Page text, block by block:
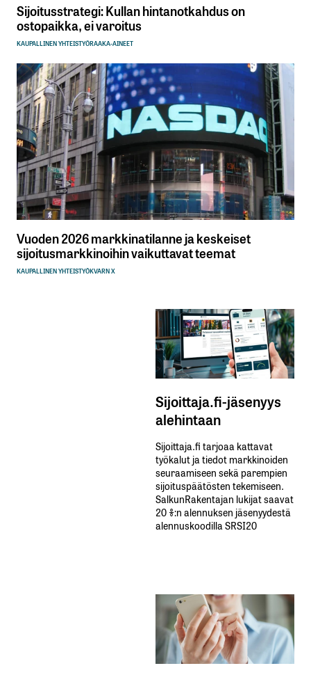
Sijoitusstrategi: Kullan hintanotkahdus on
ostopaikka, ei varoitus
KAUPALLINEN YHTEISTYÖRAAKA-AINEET
Vuoden 2026 markkinatilanne ja keskeiset
sijoitusmarkkinoihin vaikuttavat teemat
KAUPALLINEN YHTEISTYÖKVARN X
Sijoittaja.fi-jäsenyys
alehintaan
Sijoittaja.fi tarjoaa kattavat
työkalut ja tiedot markkinoiden
seuraamiseen sekä parempien
sijoituspäätösten tekemiseen.
SalkunRakentajan lukijat saavat
20 %:n alennuksen jäsenyydestä
alennuskoodilla SRSI20